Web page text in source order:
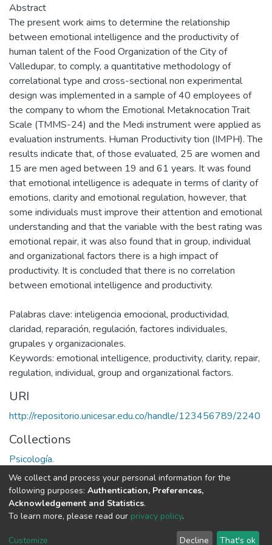
Abstract
The present work aims to determine the relationship
between emotional intelligence and the productivity of
human talent of the Food Organization of the City of
Valledupar, to comply, a quantitative methodology of
correlational type and cross-sectional non experimental
design was implemented in a sample of 40 employees of
the company to whom the Emotional Metaknocation Trait
Scale (TMMS-24) and the Medi instrument were applied as
evaluation instruments. Human Productivity tion (IMPH). The
results indicate that, of those evaluated, 25 are women and
15 are men aged between 19 and 61 years. It was found
that emotional intelligence is adequate in terms of clarity of
emotions, clarity and emotional regulation, however, that
some individuals must improve their attention and emotional
understanding and that the variable with the best rating was
emotional repair, it was also found that in group, individual
and organizational factors there is a high impact of
productivity. It is concluded that there is no correlation
between emotional intelligence and productivity.
Palabras clave: inteligencia emocional, productividad,
claridad, reparación, regulación, factores individuales,
grupales y organizacionales.
Keywords: emotional intelligence, productivity, clarity, repair,
regulation, individual, group and organizational factors.
URI
http://repositorio.unicesar.edu.co/handle/123456789/2240
Collections
Psicología.
Full item page
DSpace software copyright © 2002-2026
Cookie
End User
Send
We collect and process your personal information for the
following purposes: Authentication, Preferences,
Acknowledgement and Statistics.
To learn more, please read our privacy policy.
Customize Decline That's ok